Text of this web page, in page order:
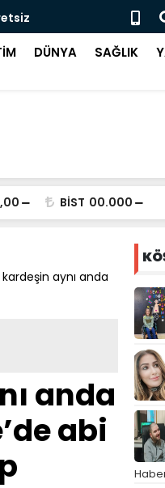
Midilli'de Türk
DÜNYA SAĞLIK
BİST 00.000
kardeşin aynı anda
anda
abi